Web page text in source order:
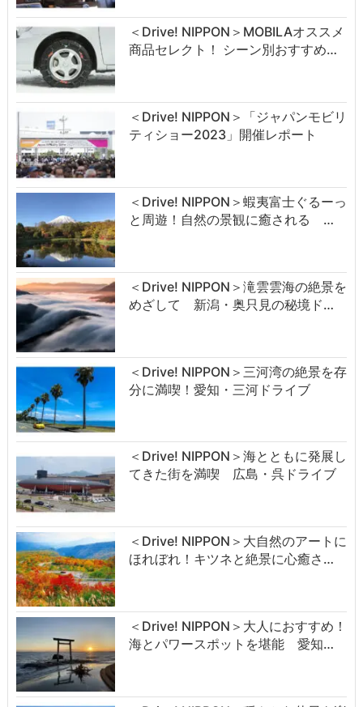
＜Drive! NIPPON＞MOBILAオススメ
商品セレクト！ シーン別おすすめ…
＜Drive! NIPPON＞「ジャパンモビリ
ティショー2023」開催レポート
＜Drive! NIPPON＞蝦夷富士ぐるーっ
と周遊！自然の景観に癒される …
＜Drive! NIPPON＞滝雲雲海の絶景を
めざして 新潟・奥只見の秘境ド…
＜Drive! NIPPON＞三河湾の絶景を存
分に満喫！愛知・三河ドライブ
＜Drive! NIPPON＞海とともに発展し
てきた街を満喫 広島・呉ドライブ
＜Drive! NIPPON＞大自然のアートに
ほれぼれ！キツネと絶景に心癒さ…
＜Drive! NIPPON＞大人におすすめ！
海とパワースポットを堪能 愛知…